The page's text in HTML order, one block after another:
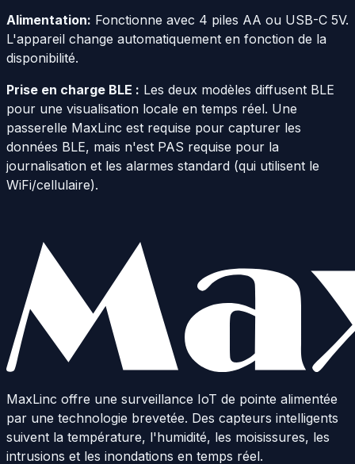
Alimentation: Fonctionne avec 4 piles AA ou USB-C 5V.
L'appareil change automatiquement en fonction de la
disponibilité.
Prise en charge BLE : Les deux modèles diffusent BLE
pour une visualisation locale en temps réel. Une
passerelle MaxLinc est requise pour capturer les
données BLE, mais n'est PAS requise pour la
journalisation et les alarmes standard (qui utilisent le
WiFi/cellulaire).
MaxLinc offre une surveillance IoT de pointe alimentée
par une technologie brevetée. Des capteurs intelligents
suivent la température, l'humidité, les moisissures, les
intrusions et les inondations en temps réel.